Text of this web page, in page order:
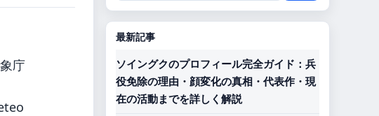
庁
最新記事
ソイングクのプロフィール完全ガイド：兵
役免除の理由・顔変化の真相・代表作・現
在の活動までを詳しく解説